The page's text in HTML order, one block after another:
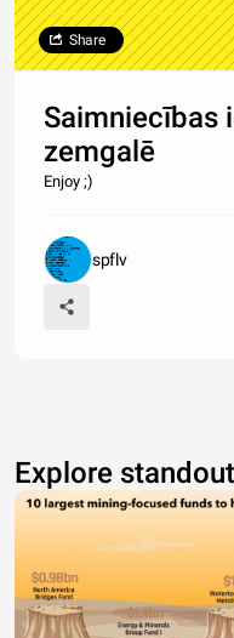
Share
Saimniecības
zemgalē
Enjoy ;)
spflv
Explore